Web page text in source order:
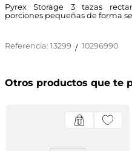
Pyrex Storage 3 tazas
porciones pequeñas de forma
Referencia: 13299 / 10296990
Otros productos que te